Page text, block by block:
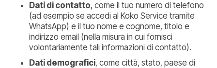
Dati di contatto, come il tuo numero di telefono
(ad esempio se accedi al Koko Service tramite
WhatsApp) e il tuo nome e cognome, titolo e
indirizzo email (nella misura in cui fornisci
volontariamente tali informazioni di contatto).
Dati demografici, come città, stato, paese di